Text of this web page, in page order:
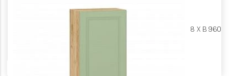
Ш 600 X Г 318 X В 960